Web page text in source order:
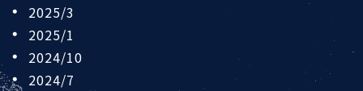
2025/3
2025/1
2024/10
2024/7